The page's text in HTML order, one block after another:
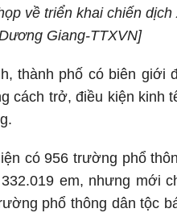
về triển khai chiến
Giang-TTXVN]
thành phố có biên giới
cách trở, điều kiện kinh
có 956 trường phổ
em, nhưng mới
phổ thông dân tộc